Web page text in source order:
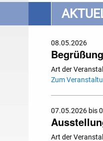
08.05.2026
Art der
Zum
07.05.2026 bis
Art der